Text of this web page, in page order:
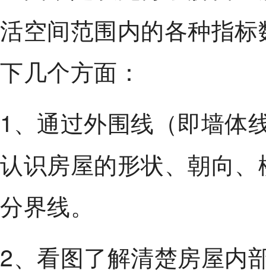
活空间范围内的各种指
下几个方面：
1、通过外围线（即墙体
认识房屋的形状、朝向
分界线。
2、看图了解清楚房屋内